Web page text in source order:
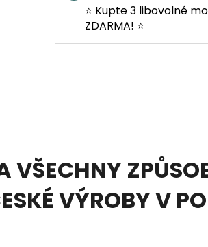
⭐ Kupte 3 libovolné
ZDARMA! ⭐
VÝROBY V